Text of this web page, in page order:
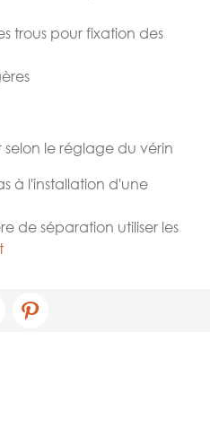
trous pour fixation des
le réglage du vérin
à l'installation d'une
de séparation utiliser les